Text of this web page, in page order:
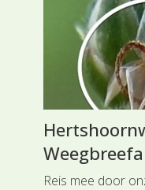
Reis mee door